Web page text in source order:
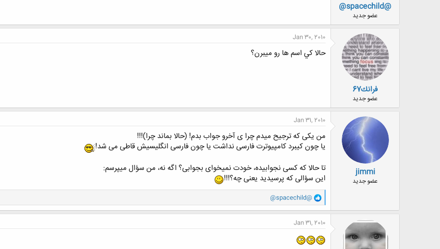
@spacechild@
عضو جدید
فرانك67
عضو جدید
Jan 30, 2010
حالا كي اسم ها رو ميبرن؟
jimmi
عضو جدید
Jan 31, 2010
من یکی که ترجیح میدم چرا ی آخرو جواب بدم! (حالا بماند چرا)!!!
یا چون کیبرد کامپیوترت فارسی نداشت یا چون فارسی انگلیسیش قاطی می شد!
تا حالا که کسی نجوابیده، خودت نمیخوای بجوابی؟ اگه نه، من سؤال میپرسم:
این سؤالی که پرسیدید یعنی چه؟!!!
و
ا
ک
ش
ه
ا
@spacechild@
Jan 31, 2010